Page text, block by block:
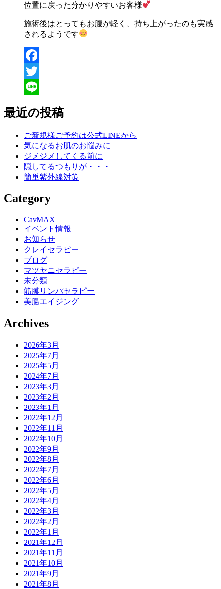
位置に戻った分かりやすいお客様
施術後はとってもお腹が軽く、持ち上がったのも実感
されるようです
Facebook
Twitter
最近の投稿
ご新規様ご予約は公式LINEから
気になるお肌のお悩みに
ジメジメしてくる前に
隠してるつもりが・・・
簡単紫外線対策
Category
CavMAX
イベント情報
お知らせ
クレイセラピー
ブログ
マツヤニセラピー
未分類
筋膜リンパセラピー
美腸エイジング
Archives
2026年3月
2025年7月
2025年5月
2024年7月
2023年3月
2023年2月
2023年1月
2022年12月
2022年11月
2022年10月
2022年9月
2022年8月
2022年7月
2022年6月
2022年5月
2022年4月
2022年3月
2022年2月
2022年1月
2021年12月
2021年11月
2021年10月
2021年9月
2021年8月